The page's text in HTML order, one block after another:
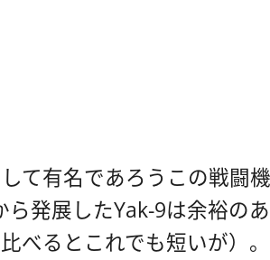
て有名であろうこの戦闘
発展したYak-9は余裕の
べるとこれでも短いが）